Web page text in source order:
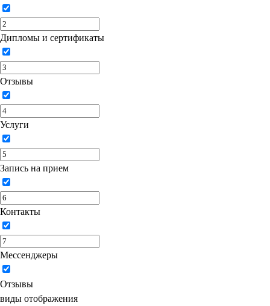
Дипломы и сертификаты
Отзывы
Услуги
Запись на прием
Контакты
Мессенджеры
Отзывы
виды отображения